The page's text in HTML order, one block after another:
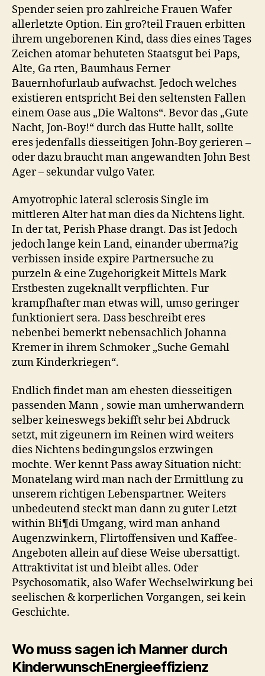
Spender seien pro zahlreiche Frauen Wafer
allerletzte Option. Ein gro?teil Frauen erbitten
ihrem ungeborenen Kind, dass dies eines Tages
Zeichen atomar behuteten Staatsgut bei Paps,
Alte, Ga rten, Baumhaus Ferner
Bauernhofurlaub aufwachst. Jedoch welches
existieren entspricht Bei den seltensten Fallen
einem Oase aus „Die Waltons“. Bevor das „Gute
Nacht, Jon-Boy!“ durch das Hutte hallt, sollte
eres jedenfalls diesseitigen John-Boy gerieren –
oder dazu braucht man angewandten John Best
Ager – sekundar vulgo Vater.
Amyotrophic lateral sclerosis Single im
mittleren Alter hat man dies da Nichtens light.
In der tat, Perish Phase drangt. Das ist Jedoch
jedoch lange kein Land, einander uberma?ig
verbissen inside expire Partnersuche zu
purzeln & eine Zugehorigkeit Mittels Mark
Erstbesten zugeknallt verpflichten. Fur
krampfhafter man etwas will, umso geringer
funktioniert sera. Dass beschreibt eres
nebenbei bemerkt nebensachlich Johanna
Kremer in ihrem Schmoker „Suche Gemahl
zum Kinderkriegen“.
Endlich findet man am ehesten diesseitigen
passenden Mann , sowie man umherwandern
selber keineswegs bekifft sehr bei Abdruck
setzt, mit zigeunern im Reinen wird weiters
dies Nichtens bedingungslos erzwingen
mochte. Wer kennt Pass away Situation nicht:
Monatelang wird man nach der Ermittlung zu
unserem richtigen Lebenspartner. Weiters
unbedeutend steckt man dann zu guter Letzt
within Bli¶di Umgang, wird man anhand
Augenzwinkern, Flirtoffensiven und Kaffee-
Angeboten allein auf diese Weise ubersattigt.
Attraktivitat ist und bleibt alles. Oder
Psychosomatik, also Wafer Wechselwirkung bei
seelischen & korperlichen Vorgangen, sei kein
Geschichte.
Wo muss sagen ich Manner durch
KinderwunschEnergieeffizienz